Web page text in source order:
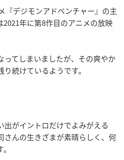
『デジモンアドベンチャー』の主
年に第8作目のアニメの放映
ってしまいましたが、その爽やか
続けているようです。
出がイントロだけでよみがえる
さんの生きざまが素晴らしく、何